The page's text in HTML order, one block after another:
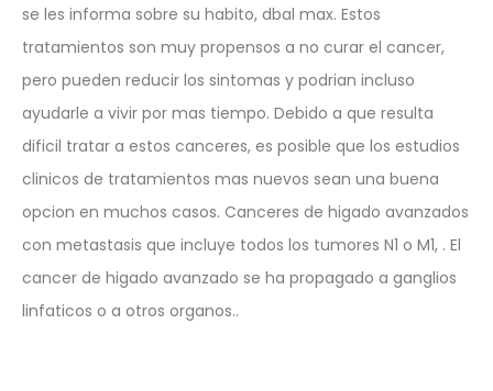
se les informa sobre su habito, dbal max. Estos
tratamientos son muy propensos a no curar el cancer,
pero pueden reducir los sintomas y podrian incluso
ayudarle a vivir por mas tiempo. Debido a que resulta
dificil tratar a estos canceres, es posible que los estudios
clinicos de tratamientos mas nuevos sean una buena
opcion en muchos casos. Canceres de higado avanzados
con metastasis que incluye todos los tumores N1 o M1, . El
cancer de higado avanzado se ha propagado a ganglios
linfaticos o a otros organos..